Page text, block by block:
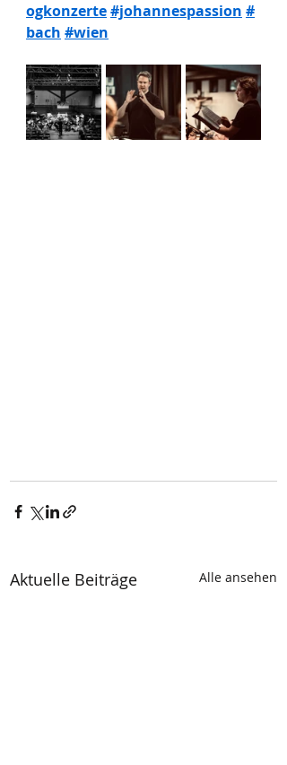
ogkonzerte#johannespassion #
bach #wien
Aktuelle Beiträge Alle ansehen